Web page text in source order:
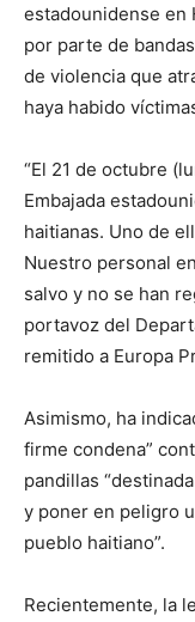
estadounidense en
por parte de
de violencia que
haya habido
“El 21 de octubre
Embajada
haitianas. Uno de
Nuestro personal
salvo y no se han
portavoz del
remitido a Europa
Asimismo, ha
firme condena”
pandillas
y poner en peligro
pueblo haitiano”.
Recientemente, la